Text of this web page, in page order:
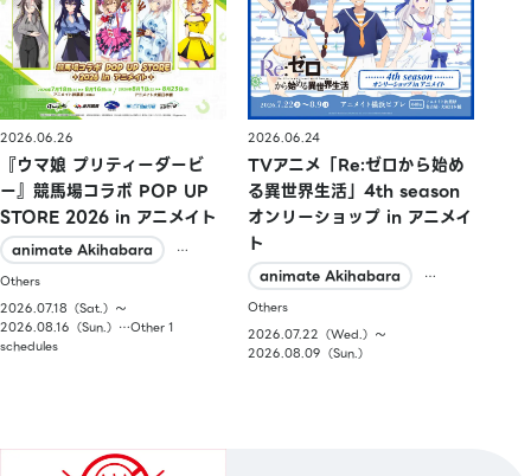
2026.06.26
『ウマ娘 プリティーダービ
ー』競馬場コラボ POP UP
STORE 2026 in アニメイト
animate Akihabara
…
Others
2026.07.18（Sat.）〜
2026.08.16（Sun.）…Other 1
schedules
2026.06.24
TVアニメ「Re:ゼロから始め
る異世界生活」4th season
オンリーショップ in アニメイ
ト
animate Akihabara
…
Others
2026.07.22（Wed.）〜
2026.08.09（Sun.）